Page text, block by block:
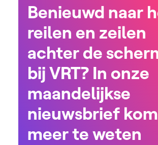
Benieuwd naar
reilen en zeilen
achter de
bij VRT? In onze
maandelijkse
nieuwsbrief
meer te weten